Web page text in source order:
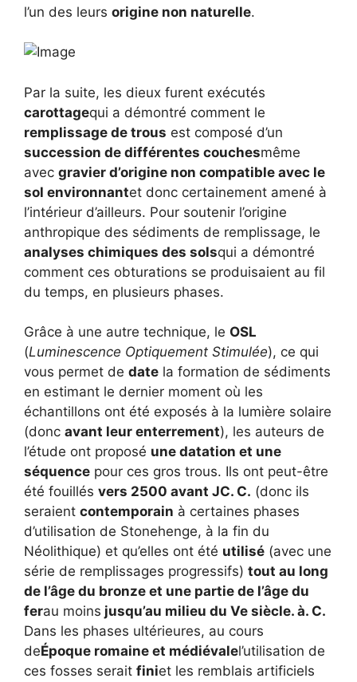
l’un des leurs origine non naturelle.
Par la suite, les dieux furent exécutés
carottagequi a démontré comment le
remplissage de trous est composé d’un
succession de différentes couchesmême
avec gravier d’origine non compatible avec le
sol environnantet donc certainement amené à
l’intérieur d’ailleurs. Pour soutenir l’origine
anthropique des sédiments de remplissage, le
analyses chimiques des solsqui a démontré
comment ces obturations se produisaient au fil
du temps, en plusieurs phases.
Grâce à une autre technique, le OSL
(Luminescence Optiquement Stimulée), ce qui
vous permet de date la formation de sédiments
en estimant le dernier moment où les
échantillons ont été exposés à la lumière solaire
(donc avant leur enterrement), les auteurs de
l’étude ont proposé une datation et une
séquence pour ces gros trous. Ils ont peut-être
été fouillés vers 2500 avant JC. C. (donc ils
seraient contemporain à certaines phases
d’utilisation de Stonehenge, à la fin du
Néolithique) et qu’elles ont été utilisé (avec une
série de remplissages progressifs) tout au long
de l’âge du bronze et une partie de l’âge du
ferau moins jusqu’au milieu du Ve siècle. à. C.
Dans les phases ultérieures, au cours
deÉpoque romaine et médiévalel’utilisation de
ces fosses serait finiet les remblais artificiels